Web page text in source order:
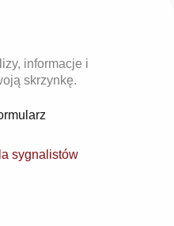
informacje i
skrzynkę.
sygnalistów